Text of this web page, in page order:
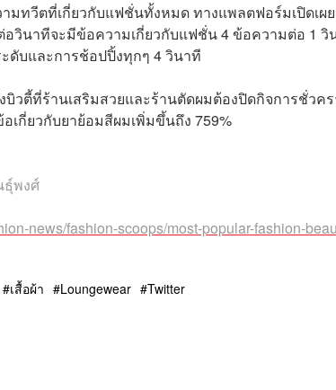
มทวีตที่เกี่ยวกับแฟชั่นทั้งหมด ทางแพลตฟอร์มเปิดเผ
วินาทีจะมีข้อความเกี่ยวกับแฟชั่น 4 ข้อความต่อ 1 วิ
ดับและการช้อปปิ้งทุกๆ 4 วินาที
บิวตี้ที่ร้านเสริมสวยและร้านตัดผมต้องปิดกิจการชั่ว
เกี่ยวกับยาย้อมสีผมเพิ่มขึ้นถึง 759%
พงศ์
news/fashion-scoops/most-popular-fashion-
เสื้อผ้า Loungewear Twitter